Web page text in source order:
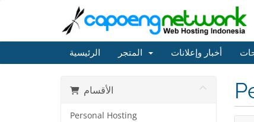
الرئيسية أخبار وإعلانات
الأقسام
Personal Hosting